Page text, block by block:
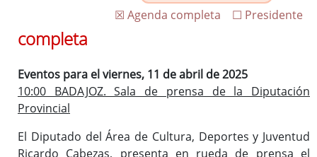
☐ Presidente
☒ Agenda completa
completa
Eventos para el viernes, 11 de abril de 2025
10:00 BADAJOZ. Sala de prensa de la Diputación
Provincial
El Diputado del Área de Cultura, Deportes y Juventud
Ricardo Cabezas, presenta en rueda de prensa el